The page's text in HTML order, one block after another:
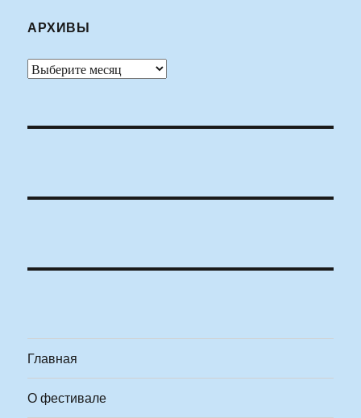
АРХИВЫ
Архивы
Главная
О фестивале